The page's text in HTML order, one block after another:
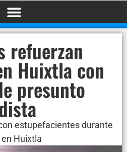
refuerzan
Huixtla con
presunto
estupefacientes durante
Huixtla